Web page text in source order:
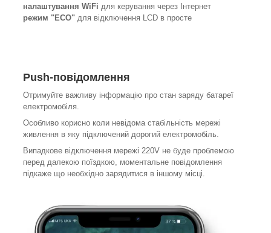
налаштування WiFi для керування через Інтернет
режим "ECO" для відключення LCD в просте
Push-повідомлення
Отримуйте важливу інформацію про стан заряду батареї
електромобіля.
Особливо корисно коли невідома стабільність мережі
живлення в яку підключений дорогий електромобіль.
Випадкове відключення мережі 220V не буде проблемою
перед далекою поїздкою, моментальне повідомлення
підкаже що необхідно зарядитися в іншому місці.